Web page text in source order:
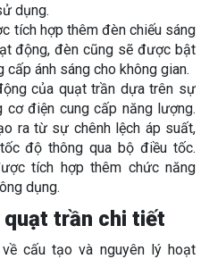
dụng.
tích hợp thêm đèn chiếu sáng
động, đèn cũng sẽ được bật
ánh sáng cho không gian.
của quạt trần dựa trên sự
cơ điện cung cấp năng lượng.
ra từ sự chênh lệch áp suất,
độ thông qua bộ điều tốc.
tích hợp thêm chức năng
dụng.
quạt trần chi tiết
cấu tạo và nguyên lý hoạt